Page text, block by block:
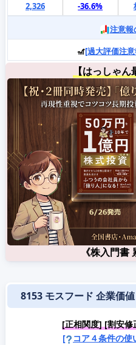
2,326
-36.6%
注意報
🎢[過大評価注
【はっしゃ
《株入門書
8153 モスフード 企業価
[正相関度] [割安
[
コア４条件の